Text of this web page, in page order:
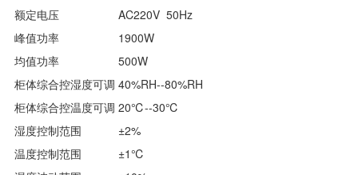
额定电压
AC220V 50Hz
峰值功率
1900W
均值功率
500W
柜体综合控湿度可调 40%RH--80%RH
柜体综合控温度可调 20℃--30℃
湿度控制范围
±2%
温度控制范围
±1℃